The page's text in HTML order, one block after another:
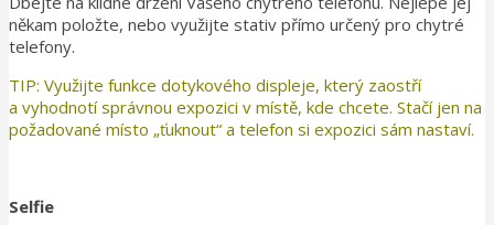
někam položte, nebo využijte stativ přímo určený pro chytré
telefony.
TIP: Využijte funkce dotykového displeje, který zaostří
a vyhodnotí správnou expozici v místě, kde chcete. Stačí jen na
požadované místo „ťuknout“ a telefon si expozici sám nastaví.
Selfie